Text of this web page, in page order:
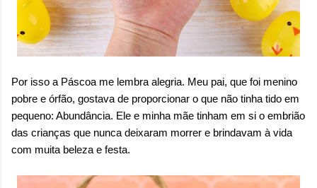
Por isso a Páscoa me lembra alegria. Meu pai, que foi menino
pobre e órfão, gostava de proporcionar o que não tinha tido em
pequeno: Abundância. Ele e minha mãe tinham em si o embrião
das crianças que nunca deixaram morrer e brindavam à vida
com muita beleza e festa.